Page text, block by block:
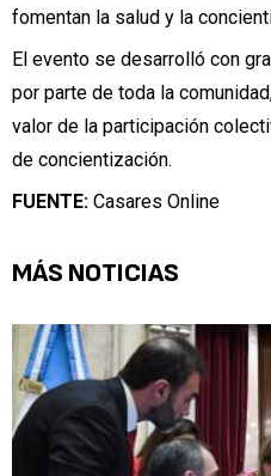
fomentan la salud y la
El evento se desarrolló con
por parte de toda la
valor de la participación
de concientización.
FUENTE: Casares Online
MÁS NOTICIAS